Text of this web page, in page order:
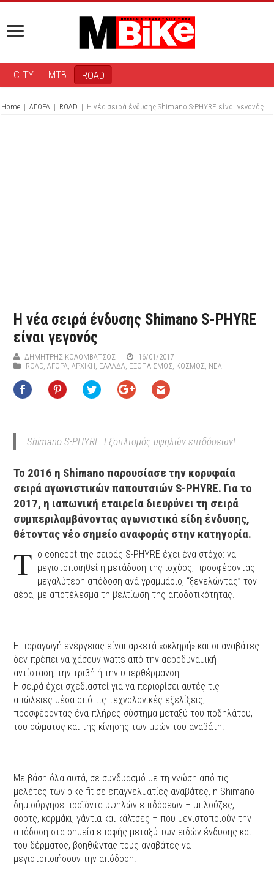
CITY MTB ROAD
Home | ΑΓΟΡΑ | ROAD | Η νέα σειρά ένδυσης Shimano S-PHYRE είναι γεγονός
Η νέα σειρά ένδυσης Shimano S-PHYRE
είναι γεγονός
ΔΗΜΉΤΡΗΣ ΚΟΛΟΜΒΆΤΣΟΣ
16/01/2017
ROAD,ΑΓΟΡΑ,ΑΡΧΙΚΉ, ΕΛΛΑΔΑ, ΕΞΟΠΛΙΣΜΌΣ, ΚΟΣΜΟΣ, ΝΕΑ
Shimano S-PHYRE: Εξοπλισμός υψηλών επιδόσεων!
Το 2016 η Shimano παρουσίασε την κορυφαία
σειρά αγωνιστικών παπουτσιών S-PHYRE. Για το
2017, η ιαπωνική εταιρεία διευρύνει τη σειρά
συμπεριλαμβάνοντας αγωνιστικά είδη ένδυσης,
θέτοντας νέο σημείο αναφοράς στην κατηγορία.
Τ ο concept της σειράς S-PHYRE έχει ένα στόχο: να
μεγιστοποιηθεί η μετάδοση της ισχύος, προσφέροντας
μεγαλύτερη απόδοση ανά γραμμάριο, “ξεγελώντας” τον
αέρα, με αποτέλεσμα τη βελτίωση της αποδοτικότητας.
Η παραγωγή ενέργειας είναι αρκετά «σκληρή» και οι αναβάτες
δεν πρέπει να χάσουν watts από την αεροδυναμική
αντίσταση, την τριβή ή την υπερθέρμανση.
Η σειρά έχει σχεδιαστεί για να περιορίσει αυτές τις
απώλειες μέσα από τις τεχνολογικές εξελίξεις,
προσφέροντας ένα πλήρες σύστημα μεταξύ του ποδηλάτου,
του σώματος και της κίνησης των μυών του αναβάτη.
Με βάση όλα αυτά, σε συνδυασμό με τη γνώση από τις
μελέτες των bike fit σε επαγγελματίες αναβάτες, η Shimano
δημιούργησε προϊόντα υψηλών επιδόσεων – μπλούζες,
σορτς, κορμάκι, γάντια και κάλτσες – που μεγιστοποιούν την
απόδοση στα σημεία επαφής μεταξύ των ειδών ένδυσης και
του δέρματος, βοηθώντας τους αναβάτες να
μεγιστοποιήσουν την απόδοση.